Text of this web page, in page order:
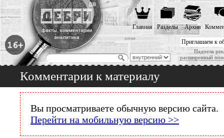
Приглашаем к
Надоела
расширенный
Главная Разделы Архив
Комментарии к материалу
Вы просматриваете обычную версию сайта.
Перейти на мобильную версию >>